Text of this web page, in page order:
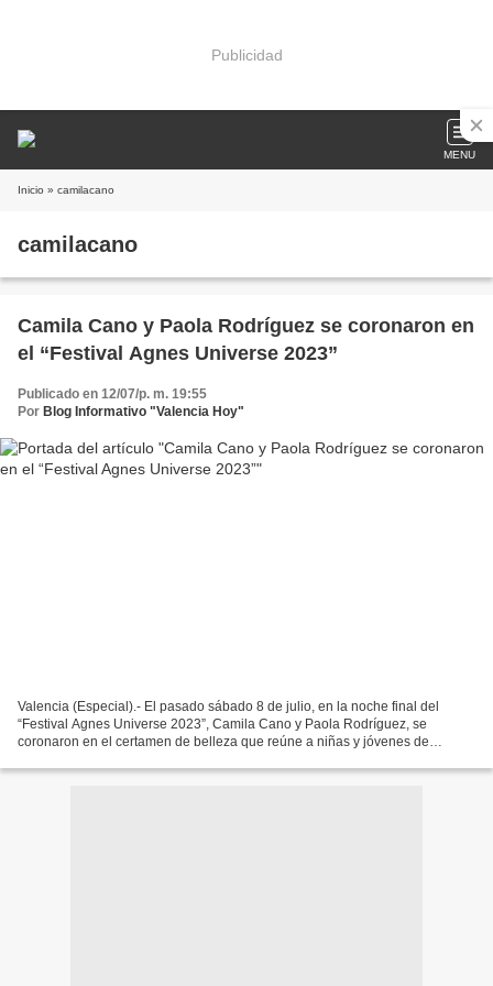
Publicidad
MENU
Inicio » camilacano
camilacano
Camila Cano y Paola Rodríguez se coronaron en
el “Festival Agnes Universe 2023”
Publicado en 12/07/p. m. 19:55
Por Blog Informativo "Valencia Hoy"
Valencia (Especial).- El pasado sábado 8 de julio, en la noche final del
“Festival Agnes Universe 2023”, Camila Cano y Paola Rodríguez, se
coronaron en el certamen de belleza que reúne a niñas y jóvenes de